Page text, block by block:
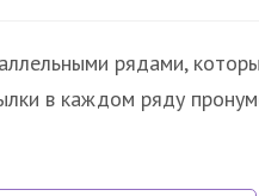
рядами,
в каждом ряду